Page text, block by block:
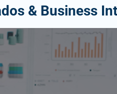
& Business